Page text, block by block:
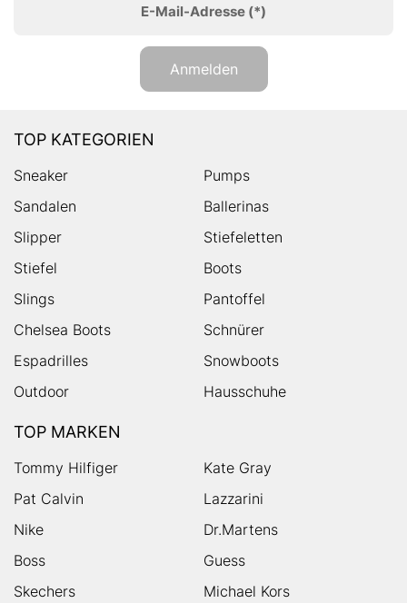
E-Mail-Adresse (*)
Anmelden
TOP KATEGORIEN
Sneaker
Pumps
Sandalen
Ballerinas
Slipper
Stiefeletten
Stiefel
Boots
Slings
Pantoffel
Chelsea Boots
Schnürer
Espadrilles
Snowboots
Outdoor
Hausschuhe
TOP MARKEN
Tommy Hilfiger
Kate Gray
Pat Calvin
Lazzarini
Nike
Dr.Martens
Boss
Guess
Skechers
Michael Kors